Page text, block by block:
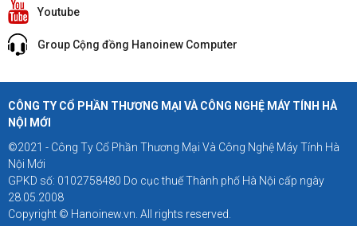
Youtube
Group Cộng đồng Hanoinew Computer
CÔNG TY CỔ PHẦN THƯƠNG MẠI VÀ CÔNG NGHỆ MÁY TÍNH HÀ
NỘI MỚI
©2021 - Công Ty Cổ Phần Thương Mại Và Công Nghệ Máy Tính Hà
Nội Mới
GPKD số: 0102758480 Do cục thuế Thành phố Hà Nội cấp ngày
28.05.2008
Copyright © Hanoinew.vn. All rights reserved.